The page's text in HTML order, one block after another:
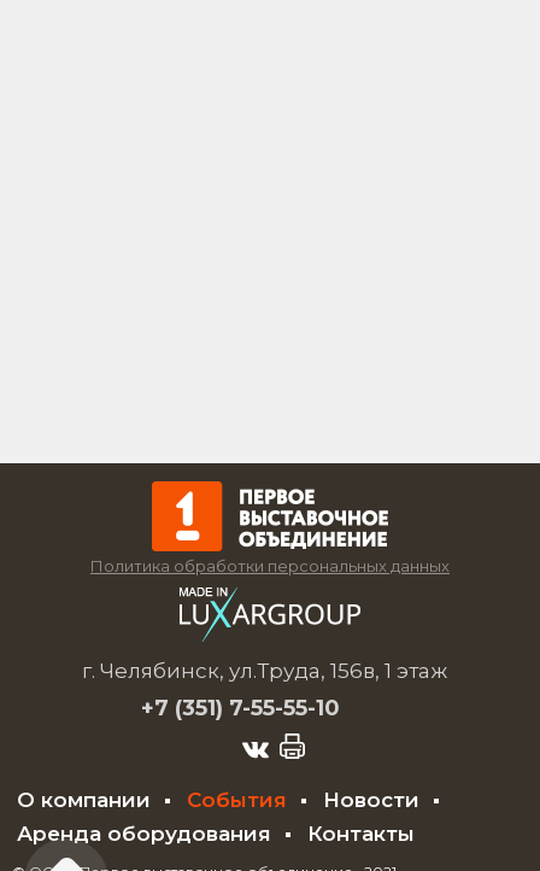
Политика обработки персональных данных
г. Челябинск, ул.Труда, 156в, 1 этаж
+7 (351) 7-55-55-10
О компании События
Новости
Аренда оборудования
Контакты